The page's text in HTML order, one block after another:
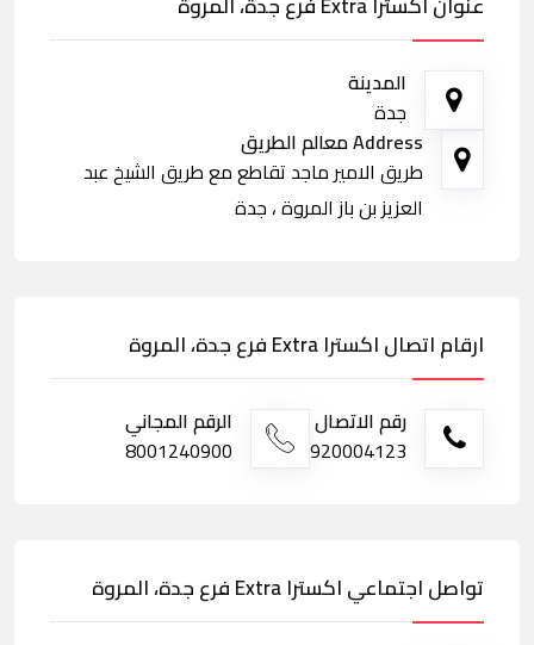
المدينة
جدة
Address معالم الطريق
طريق الامير ماجد تقاطع مع طريق الشيخ عبد
العزيز بن باز المروة ، جدة
ارقام اتصال اكسترا Extra فرع جدة، المروة
رقم الاتصال
920004123
الرقم المجاني
8001240900
تواصل اجتماعي اكسترا Extra فرع جدة، المروة